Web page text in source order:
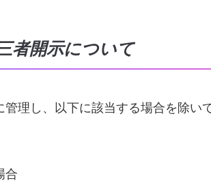
者開示について
理し、以下に該当する場合を除い
合